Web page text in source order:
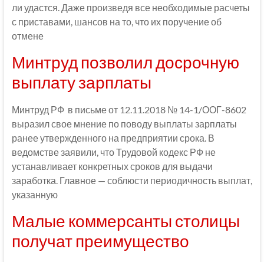
ли удастся. Даже произведя все необходимые расчеты
с приставами, шансов на то, что их поручение об
отмене
Минтруд позволил досрочную
выплату зарплаты
Минтруд РФ в письме от 12.11.2018 № 14-1/ООГ-8602
выразил свое мнение по поводу выплаты зарплаты
ранее утвержденного на предприятии срока. В
ведомстве заявили, что Трудовой кодекс РФ не
устанавливает конкретных сроков для выдачи
заработка. Главное — соблюсти периодичность выплат,
указанную
Малые коммерсанты столицы
получат преимущество